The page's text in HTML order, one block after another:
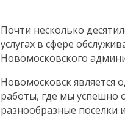
Почти несколько
услугах в сфере
Новомосковского
Новомосковск
работы, где мы успешно
разнообразные поселки